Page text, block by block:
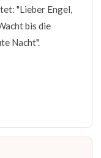
"Lieber Engel,
bis die
Nacht".